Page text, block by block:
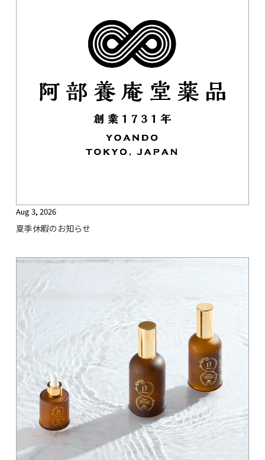
Aug 3, 2026
夏季休暇のお知らせ